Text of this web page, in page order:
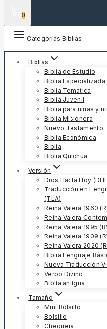
0
Categorías Biblias
Biblias
Biblia de Estudio
Biblia Especializada
Biblia Temática
Biblia Juvenil
Biblia para niñas y
Biblia Misionera
Nuevo Testamento
Biblia Económica
Biblia
Biblia Quichua
Versión
Dios Habla Hoy
Traducción en
(TLA)
Reina Valera 1960
Reina Valera
Reina Valera 1995
Reina Valera 1909
Reina Valera 2020
Biblia Lenguaje
Nueva Traducción
Verbo Divino
Biblia antigua
Tamaño
Mini Bolsillo
Bolsillo
Chequera